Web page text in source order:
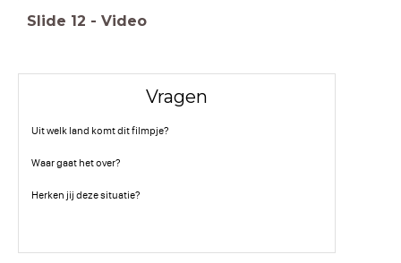
Slide 12 - Video
Vragen
Uit welk land komt dit filmpje?
Waar gaat het over?
Herken jij deze situatie?